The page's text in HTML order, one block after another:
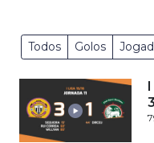
Todos Golos